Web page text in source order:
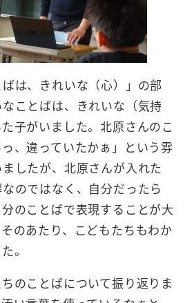
は、きれいな（心）」の部
ことばは、きれいな（気持
子がいました。北原さんのこ
、違っていたかぁ」という雰
したが、北原さんが入れた
のではなく、自分だったら
のことばで表現することが大
のあたり、こどもたちもわか
。
のことばについて振り返りま